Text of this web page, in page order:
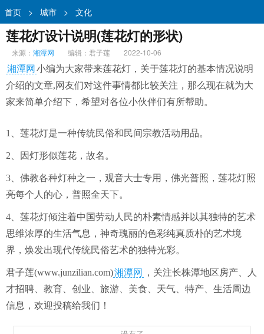
首页 > 城市 > 文化
莲花灯设计说明(莲花灯的形状)
来源： 湘潭网 编辑：君子莲
2022-10-06
湘潭网 小编为大家带来莲花灯，关于莲花灯的基本情况说明
介绍的文章,网友们对这件事情都比较关注，那么现在就为大
家来简单介绍下，希望对各位小伙伴们有所帮助。
1、莲花灯是一种传统民俗和民间宗教活动用品。
2、因灯形似莲花，故名。
3、佛教各种灯种之一，观音大士专用，佛光普照，莲花灯照
亮每个人的心，普照全天下。
4、莲花灯倾注着中国劳动人民的朴素情感并以其独特的艺术
思维浓厚的生活气息，神奇瑰丽的色彩纯真质朴的艺术境
界，焕发出现代传统民俗艺术的独特光彩。
君子莲(www.junzilian.com)湘潭网
，关注长株潭地区房产、人
才招聘、教育、创业、旅游、美食、天气、特产、生活周边
信息，欢迎投稿给我们！